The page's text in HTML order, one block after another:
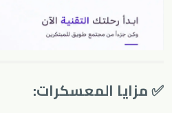
✅ مزايا المعسكرات: